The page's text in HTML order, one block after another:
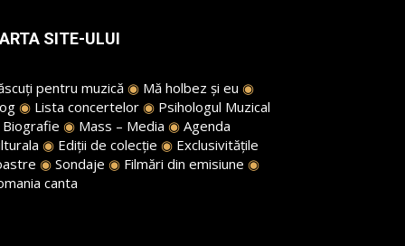
SITE-ULUI
pentru muzică ◉ Mă holbez și eu ◉
◉ Lista concertelor ◉ Psihologul Muzical
Biografie ◉ Mass – Media ◉ Agenda
◉ Ediții de colecție ◉ Exclusivitățile
◉ Sondaje ◉ Filmări din emisiune ◉
canta